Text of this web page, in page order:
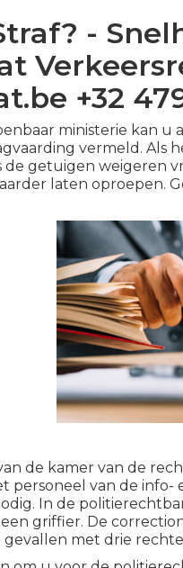
-
+32
ministerie kan
vermeld. Als
de getuigen weigeren
laten oproepen.
de kamer van de
personeel van de
In de
griffier. De
gevallen met drie